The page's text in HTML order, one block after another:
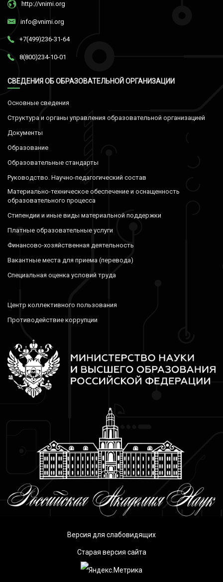
http://vnimi.org
info@vnimi.org
+7(499)236-31-64
8(800)234-10-01
СВЕДЕНИЯ ОБ ОБРАЗОВАТЕЛЬНОЙ ОРГАНИЗАЦИИ
Основные сведения
Структура и органы управления образовательной организацией
Документы
Образование
Образовательные стандарты
Руководство. Научно-педагогический состав
Материально-техническое обеспечение и оснащенность
образовательного процесса
Стипендии и иные виды материальной поддержки
Платные образовательные услуги
Финансово-хозяйственная деятельность
Вакантные места для приема (перевода)
Специальная оценка условий труда
Центр коллективного пользования
Противодействие коррупции
Версия для слабовидящих
Старая версия сайта